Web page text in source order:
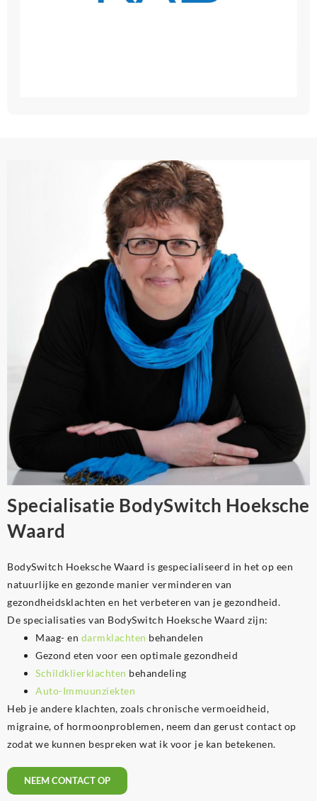
Specialisatie BodySwitch Hoeksche
Waard
BodySwitch Hoeksche Waard is gespecialiseerd in het op een
natuurlijke en gezonde manier verminderen van
gezondheidsklachten en het verbeteren van je gezondheid.
De specialisaties van BodySwitch Hoeksche Waard zijn:
Maag- en darmklachten behandelen
Gezond eten voor een optimale gezondheid
Schildklierklachten behandeling
Auto-Immuunziekten
Heb je andere klachten, zoals chronische vermoeidheid,
migraine, of hormoonproblemen, neem dan gerust contact op
zodat we kunnen bespreken wat ik voor je kan betekenen.
NEEM CONTACT OP